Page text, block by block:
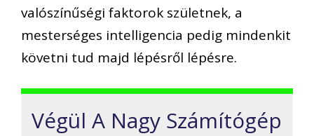
valószínűségi faktorok születnek, a
mesterséges intelligencia pedig mindenkit
követni tud majd lépésről lépésre.
Végül A Nagy Számítógép